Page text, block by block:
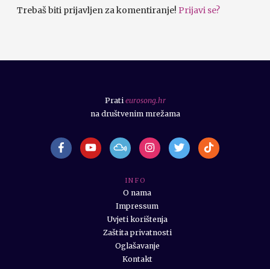
Trebaš biti prijavljen za komentiranje! Prijavi se?
I N F O
O nama
Impressum
Uvjeti korištenja
Zaštita privatnosti
Oglašavanje
Kontakt
Prati eurosong.hr
na društvenim mrežama